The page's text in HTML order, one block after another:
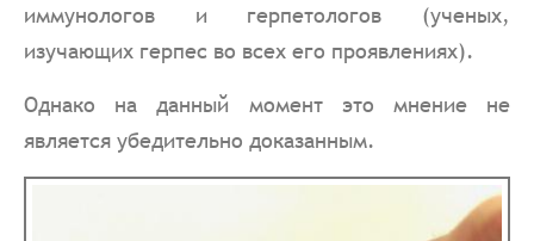
иммунологов и герпетологов (ученых,
изучающих герпес во всех его проявлениях).
Однако на данный момент это мнение не
является убедительно доказанным.